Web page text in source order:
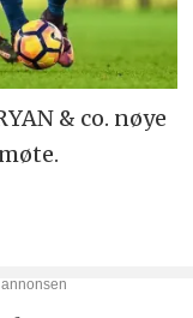
& co. nøye